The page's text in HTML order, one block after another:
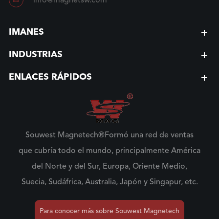
IMANES
INDUSTRIAS
ENLACES RÁPIDOS
Souwest Magnetech®Formó una red de ventas
que cubría todo el mundo, principalmente América
del Norte y del Sur, Europa, Oriente Medio,
Suecia, Sudáfrica, Australia, Japón y Singapur, etc.
Para conocer más sobre Souwest Magnetech